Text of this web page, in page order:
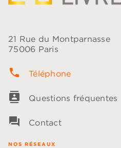
21 Rue du Montparnasse
75006 Paris
phone Téléphone
contacts Questions fréquentes
question_answer Contact
NOS RÉSEAUX